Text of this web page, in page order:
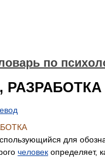
по
РАЗРАБОТКА
для
человек определяет,